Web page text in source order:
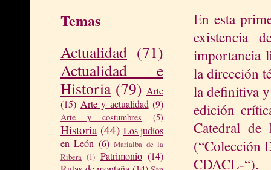
Temas
Actualidad (71)
Actualidad e
Historia (79) Arte
(15) Arte y actualidad (9)
Arte y costumbres (5)
Historia (44) Los judíos
en León (6) Marialba de la
Ribera (1) Patrimonio (14)
En esta
existencia
importancia
la dirección
la definitiva
edición
Catedral
(“Colección
CDACL-“).